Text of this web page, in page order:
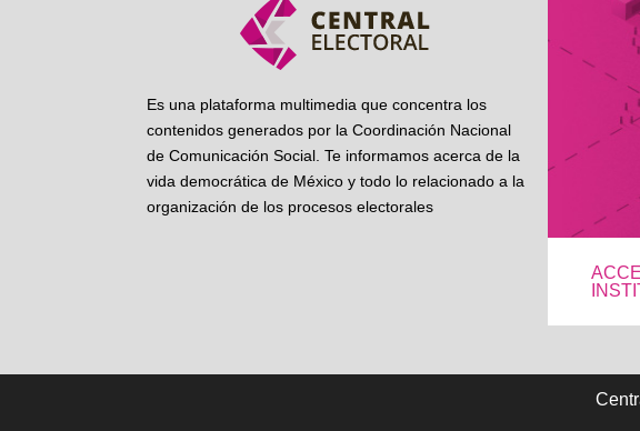
Es una plataforma multimedia que concentra los
contenidos generados por la Coordinación Nacional
de Comunicación Social. Te informamos acerca de la
vida democrática de México y todo lo relacionado a la
organización de los procesos electorales